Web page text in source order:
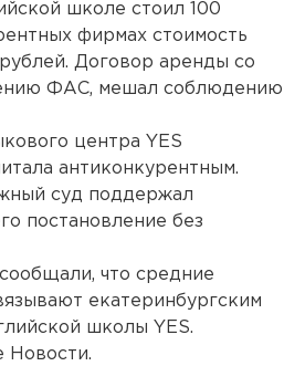
школе стоил 100
фирмах стоимость
Договор аренды со
ФАС, мешал соблюдению
центра YES
антиконкурентным.
суд поддержал
постановление без
что средние
екатеринбургским
школы YES.
Новости.